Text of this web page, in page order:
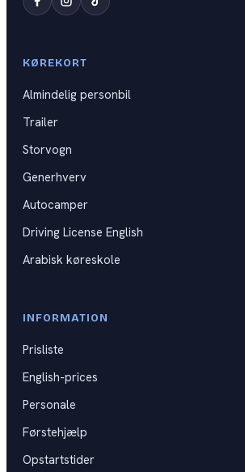
Kontakt
Kat C
Kat CE
Kat D
Spørgsmål til praktisk prøve
Videoguides til køreprøven
Drive4you
Teoriprøver
DKU
KØREKORT
Almindelig personbil
Trailer
Storvogn
Generhverv
Autocamper
Driving License English
Arabisk køreskole
INFORMATION
Prisliste
English-prices
Personale
Førstehjælp
Opstartstider